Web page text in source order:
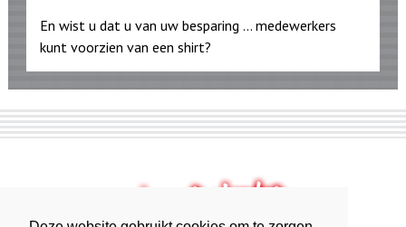
En wist u dat u van uw besparing ... medewerkers
kunt voorzien van een shirt?